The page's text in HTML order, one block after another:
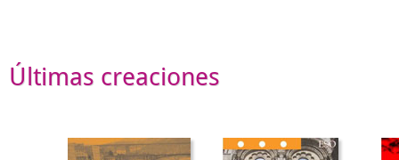
Últimas creaciones